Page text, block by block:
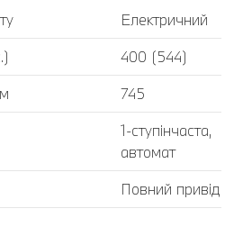
Електричний
400 (544)
745
1-ступінчаста,
автомат
Повний привід